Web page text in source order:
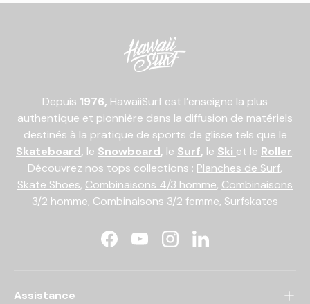
Depuis 1976, HawaiiSurf est l’enseigne la plus
authentique et pionnière dans la diffusion de matériels
destinés à la pratique de sports de glisse tels que le
Skateboard, le Snowboard, le Surf, le Ski et le Roller.
Découvrez nos tops collections : Planches de Surf,
Skate Shoes, Combinaisons 4/3 homme, Combinaisons
3/2 homme, Combinaisons 3/2 femme, Surfskates
FacebookYouTubeInstagramLinkedIn
Assistance